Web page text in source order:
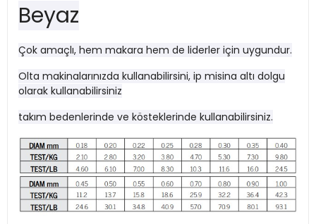
Beyaz
Çok amaçlı, hem makara hem de liderler için uygundur.
Olta makinalarınızda kullanabilirsini, ip misina altı dolgu
olarak kullanabilirsiniz
takım bedenlerinde ve kösteklerinde kullanabilirsiniz.